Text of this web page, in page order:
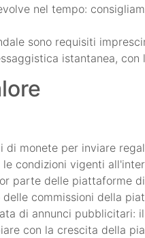
nel tempo:
sono requisiti
istantanea,
monete per inviare
condizioni vigenti
parte delle piattaforme
commissioni della
di annunci
con la crescita della